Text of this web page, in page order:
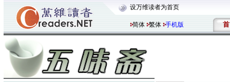
设万维读者为首页
简体 繁体 手机版 首